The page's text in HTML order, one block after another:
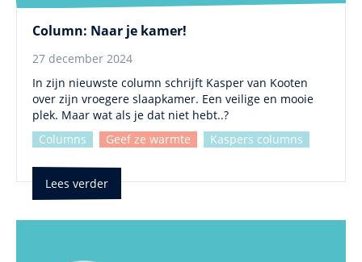
Column: Naar je kamer!
27 december 2024
In zijn nieuwste column schrijft Kasper van Kooten
over zijn vroegere slaapkamer. Een veilige en mooie
plek. Maar wat als je dat niet hebt..?
Columns
Geef ze warmte Kaspers columns
Lees verder